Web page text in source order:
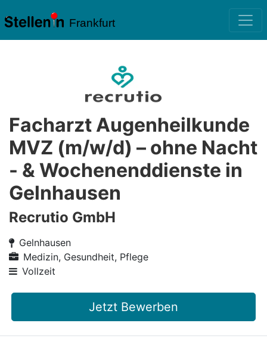
Frankfurt
Facharzt Augenheilkunde
MVZ (m/w/d) – ohne Nacht
- & Wochenenddienste in
Gelnhausen
Recrutio GmbH
Gelnhausen
Medizin, Gesundheit, Pflege
Vollzeit
Jetzt Bewerben